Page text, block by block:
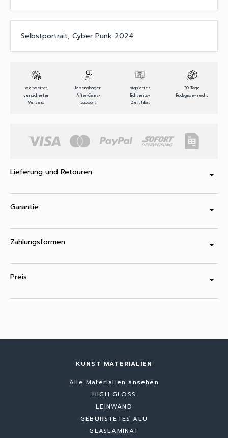
Selbstportrait, Cyber Punk 2024
weltweiter,
versicherter
Versand
lebenslanger
After-Sales-
Support
signiertes
Echtheits-
Zertifikat
30 Tage
Rückgabe- recht
Lieferung und Retouren arrow_drop_down
Garantie arrow_drop_down
Zahlungsformen arrow_drop_down
Preis arrow_drop_down
KUNST MATERIALIEN
Alle Materialien ansehen
HIGH GLOSS
LEINWAND
GEBÜRSTETES ALU
GLASLAMINAT